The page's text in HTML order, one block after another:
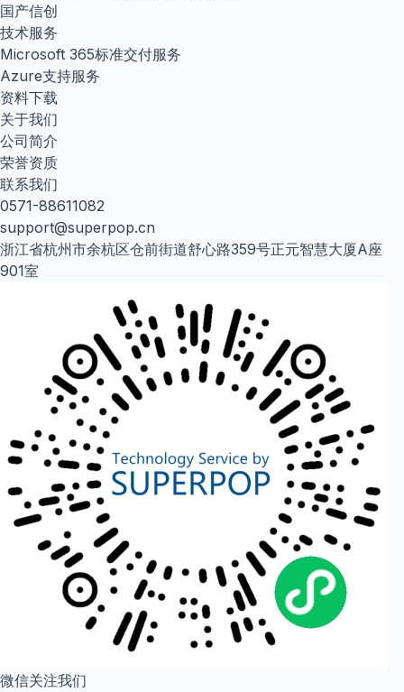
国产信创
技术服务
Microsoft 365标准交付服务
Azure支持服务
资料下载
关于我们
公司简介
荣誉资质
联系我们
0571-88611082
support@superpop.cn
浙江省杭州市余杭区仓前街道舒心路359号正元智慧大厦A座
901室
微信关注我们